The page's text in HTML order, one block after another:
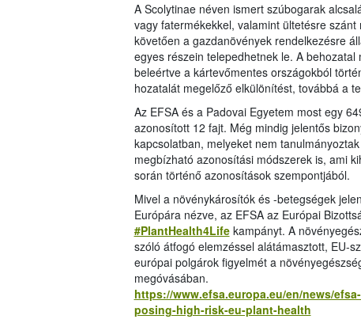
A Scolytinae néven ismert szúbogarak
vagy fatermékekkel, valamint ültetésre
követően a gazdanövények rendelkezésre
egyes részein telepedhetnek le. A
beleértve a kártevőmentes országokból
hozatalát megelőző elkülönítést, továbbá a
Az EFSA és a Padovai Egyetem most egy
azonosított 12 fajt. Még mindig jelentős
kapcsolatban, melyeket nem
megbízható azonosítási módszerek is, ami
során történő azonosítások szempontjából.
Mivel a növénykárosítók és -betegségek
Európára nézve, az EFSA az Európai
#PlantHealth4Lifekampányt. A
szóló átfogó elemzéssel alátámasztott, EU-
európai polgárok figyelmét a
megóvásában.
https://www.efsa.europa.eu/en/news/
posing-high-risk-eu-plant-health